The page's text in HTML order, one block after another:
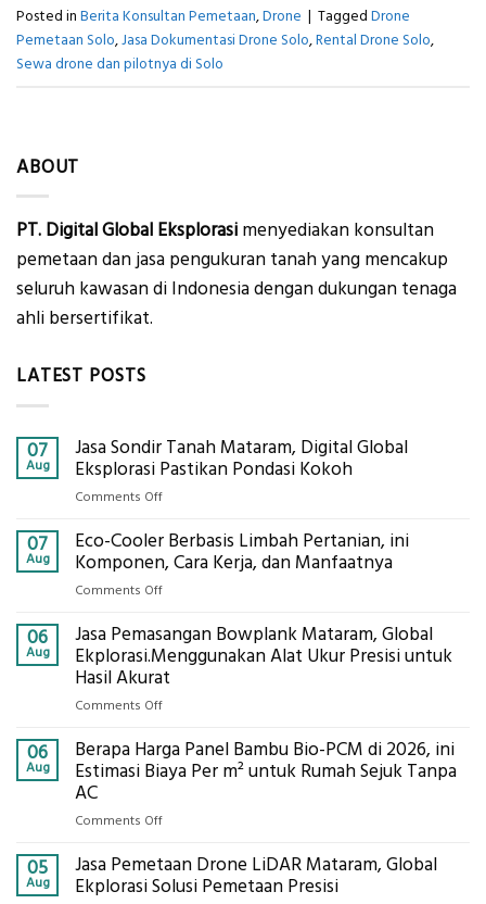
Posted in Berita Konsultan Pemetaan,Drone | Tagged Drone
Pemetaan Solo,Jasa Dokumentasi Drone Solo,Rental Drone Solo,
Sewa drone dan pilotnya di Solo
ABOUT
PT. Digital Global Eksplorasi menyediakan konsultan
pemetaan dan jasa pengukuran tanah yang mencakup
seluruh kawasan di Indonesia dengan dukungan tenaga
ahli bersertifikat.
LATEST POSTS
07
Aug
Jasa Sondir Tanah Mataram, Digital Global
Eksplorasi Pastikan Pondasi Kokoh
Comments Offon
Sondir
Tanah
Eksplorasi
Pastikan
Pondasi
Kokoh
07
Aug
Eco-Cooler Berbasis Limbah Pertanian, ini
Komponen, Cara Kerja, dan Manfaatnya
Comments Offon
Cooler
Berbasis
Limbah
Cara
Kerja,
Manfaatnya
06
Aug
Jasa Pemasangan Bowplank Mataram, Global
Ekplorasi.Menggunakan Alat Ukur Presisi untuk
Hasil Akurat
Comments Offon
Pemasangan
Bowplank
Ukur
Presisi
06
Aug
Berapa Harga Panel Bambu Bio-PCM di 2026, ini
Estimasi Biaya Per m² untuk Rumah Sejuk Tanpa
AC
Comments Offon
Harga
Panel
05
Aug
Jasa Pemetaan Drone LiDAR Mataram, Global
Ekplorasi Solusi Pemetaan Presisi